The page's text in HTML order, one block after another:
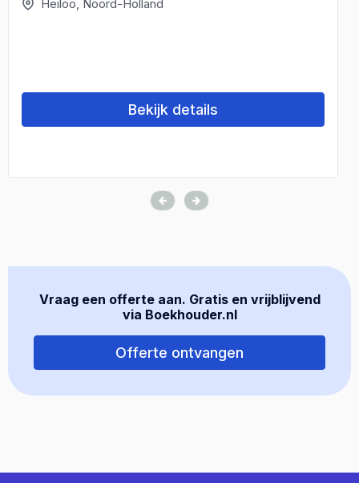
Heiloo, Noord-Holland
Bekijk details
Vraag een offerte aan. Gratis en vrijblijvend
via Boekhouder.nl
Offerte ontvangen